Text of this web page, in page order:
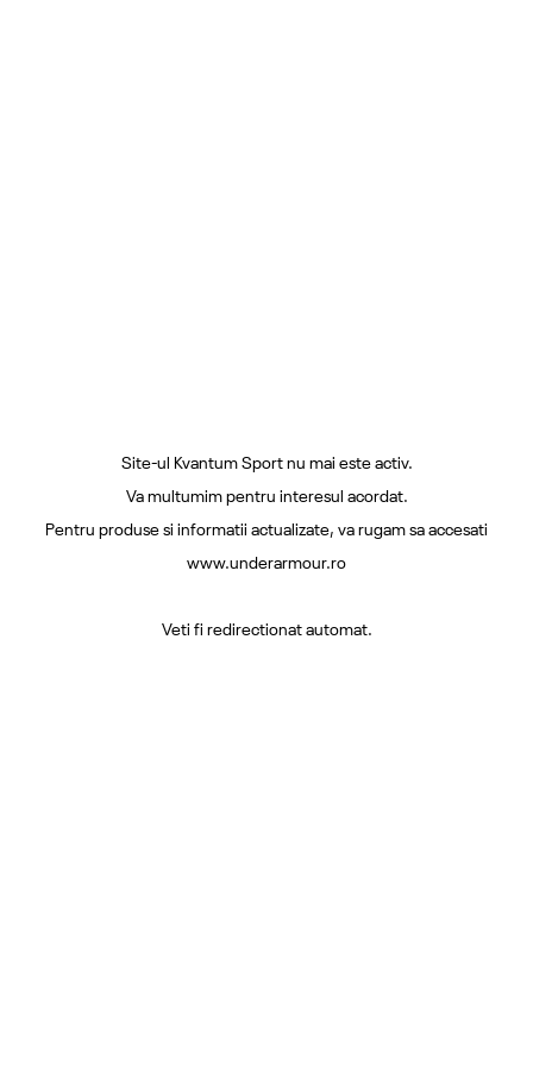
Site-ul Kvantum Sport nu mai este activ.
Va multumim pentru interesul acordat.
Pentru produse si informatii actualizate, va rugam sa accesati
www.underarmour.ro
Veti fi redirectionat automat.